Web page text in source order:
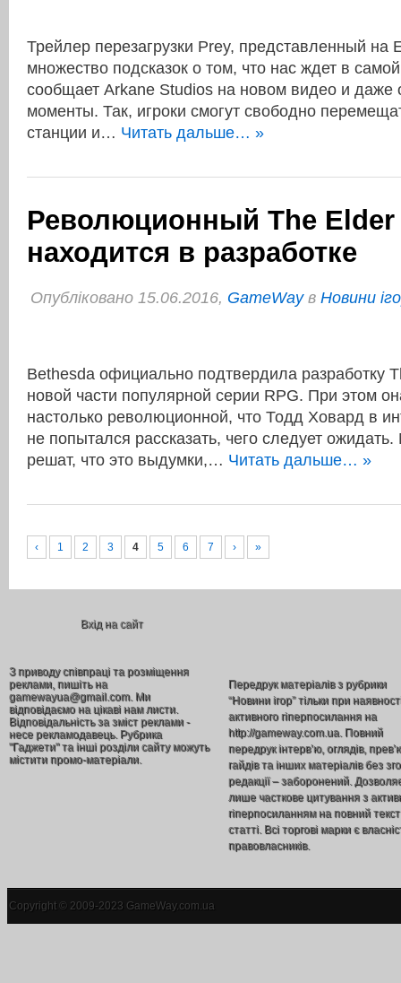
Трейлер перезагрузки Prey, представленный на
множество подсказок о том, что нас ждет в
сообщает Arkane Studios на новом видео и даже
моменты. Так, игроки смогут свободно
станции и… Читать дальше… »
Революционный The
находится в разработке
Опубліковано 15.06.2016, GameWayв Новини
Bethesda официально подтвердила разработку
новой части популярной серии RPG. При этом
настолько революционной, что Тодд Ховард в
не попытался рассказать, чего следует
решат, что это выдумки,… Читать дальше… »
‹ 1 2 3 4 5 6 7 › »
Вхід на сайт
З приводу співпраці та розміщення
реклами, пишіть на
gamewayua@gmail.com. Ми
відповідаємо на цікаві нам листи.
Відповідальність за зміст реклами -
несе рекламодавець. Рубрика
"Гаджети" та інші розділи сайту можуть
містити промо-матеріали.
Передрук матеріалів з рубрики
“Новини ігор” тільки при
активного гіперпосилання на
http://gameway.com.ua. Повний
передрук інтерв’ю, оглядів,
гайдів та інших матеріалів без
редакції – заборонений.
лише часткове цитування з
гіперпосиланням на повний текст
статті. Всі торгові марки є
правовласників.
Copyright © 2009-2023 GameWay.com.ua